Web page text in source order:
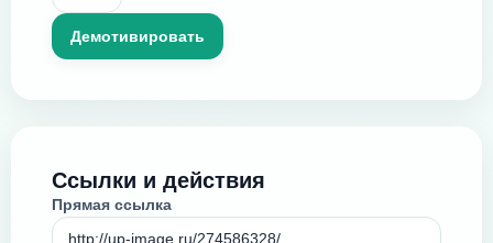
Ссылки и действия
Прямая ссылка